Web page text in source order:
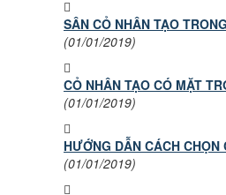
SÂN CỎ NHÂN TẠO
(01/01/2019)
CỎ NHÂN TẠO CÓ MẶT
(01/01/2019)
HƯỚNG DẪN CÁCH
(01/01/2019)